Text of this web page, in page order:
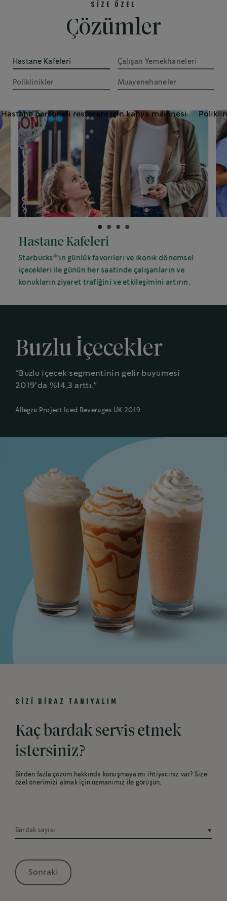
SİZE ÖZEL
Çözümler
Hastane Kafeleri Çalışan Yemekhaneleri
Poliklinikler Muayenehaneler
Hastane Kafeleri
Starbucks® 'ın günlük favorileri ve ikonik dönemsel
içecekleri ile günün her saatinde çalışanların ve
konukların ziyaret trafiğini ve etkileşimini artırın.
Buzlu İçecekler
“Buzlu içecek segmentinin gelir büyümesi
2019'da %14,3 arttı.”
Allegra Project Iced Beverages UK 2019
SİZİ BİRAZ TANIYALIM
Kaç bardak servis etmek
istersiniz?
Birden fazla çözüm hakkında konuşmaya mı ihtiyacınız var? Size
özel önerimizi almak için uzmanımız ile görüşün.
Bardak sayısı
Sonraki